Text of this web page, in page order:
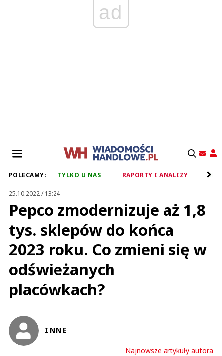
ad
POLECAMY: TYLKO U NAS RAPORTY I ANALIZY
25.10.2022 / 13:24
Pepco zmodernizuje aż 1,8
tys. sklepów do końca
2023 roku. Co zmieni się w
odświeżanych
placówkach?
INNE
Najnowsze artykuły autora